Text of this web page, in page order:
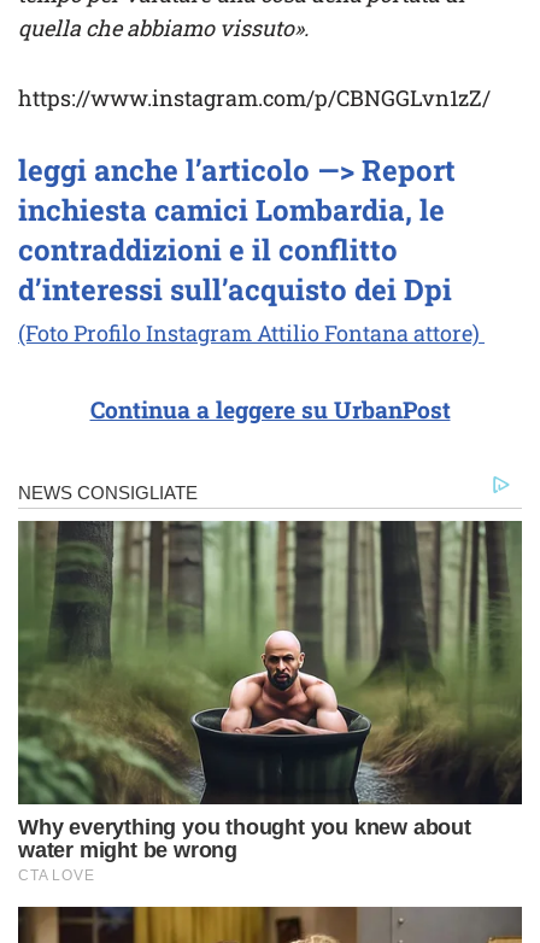
quella che abbiamo vissuto».
https://www.instagram.com/p/CBNGGLvn1zZ/
leggi anche l’articolo —> Report
inchiesta camici Lombardia, le
contraddizioni e il conflitto
d’interessi sull’acquisto dei Dpi
(Foto Profilo Instagram Attilio Fontana attore)
Continua a leggere su UrbanPost